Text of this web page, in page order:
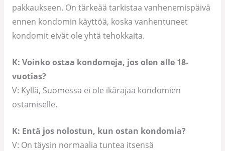
pakkaukseen. On tärkeää tarkistaa vanhenemispäivä
ennen kondomin käyttöä, koska vanhentuneet
kondomit eivät ole yhtä tehokkaita.
K: Voinko ostaa kondomeja, jos olen alle 18-
vuotias?
V: Kyllä, Suomessa ei ole ikärajaa kondomien
ostamiselle.
K: Entä jos nolostun, kun ostan kondomia?
V: On täysin normaalia tuntea itsensä